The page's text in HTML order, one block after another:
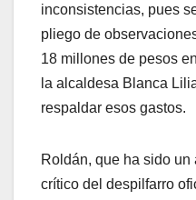
inconsistencias, pues
pliego de
18 millones de pesos
la alcaldesa Blanca
respaldar esos gastos.
Roldán, que ha sido
crítico del despilfarro